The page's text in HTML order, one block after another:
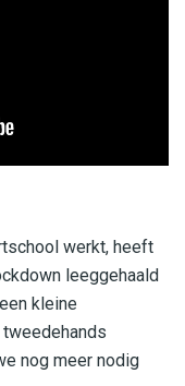
werkt, heeft
leeggehaald
kleine
nog meer nodig